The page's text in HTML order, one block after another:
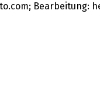
Bearbeitung: